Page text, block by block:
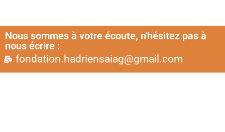
Nous sommes à votre écoute, n'hésitez pas à
nous écrire :
fondation.hadriensaiag@gmail.com